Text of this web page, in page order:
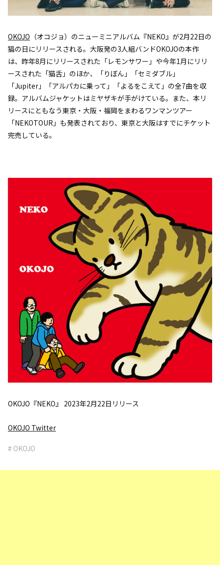
OKOJO （オコジョ）のニューミニアルバム『NEKO』が2月22日の
猫の日にリリースされる。大阪発の3人組バンドOKOJOの本作
は、昨年8月にリリースされた「レモンサワー」や今年1月にリリ
ースされた「猫舌」のほか、「りぼん」「セミダブル」
「Jupiter」「アルパカに乗って」「よるをこえて」の全7曲を収
録。アルバムジャケットはミヤザキが手がけている。また、本リ
リースにともなう東京・大阪・福岡をまわるワンマンツアー
「NEKOTOUR」も発表されており、東京と大阪はすでにチケット
完売している。
OKOJO『NEKO』 2023年2月22日リリース
OKOJO Twitter
# OKOJO